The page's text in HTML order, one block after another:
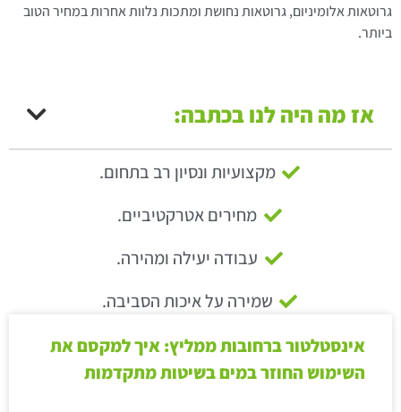
גרוטאות אלומיניום, גרוטאות נחושת ומתכות נלוות אחרות במחיר הטוב
ביותר.
אז מה היה לנו בכתבה:
מקצועיות ונסיון רב בתחום.
מחירים אטרקטיביים.
עבודה יעילה ומהירה.
שמירה על איכות הסביבה.
אינסטלטור ברחובות ממליץ: איך למקסם את
השימוש החוזר במים בשיטות מתקדמות